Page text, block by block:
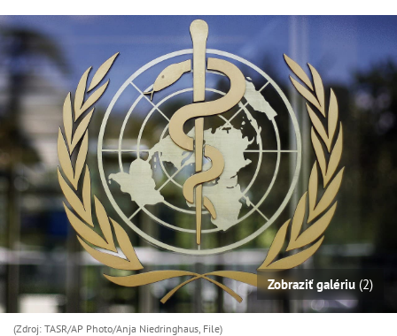
Zobraziť galériu (2)
(Zdroj: TASR/AP Photo/Anja Niedringhaus, File)